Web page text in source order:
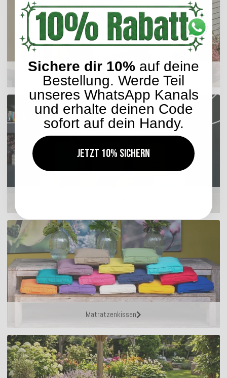
Sitzkissen
Matratzenkissen
Sichere dir 10% auf deine
Bestellung. Werde Teil
unseres WhatsApp Kanals
und erhalte deinen Code
sofort auf dein Handy.
Jetzt 10% sichern